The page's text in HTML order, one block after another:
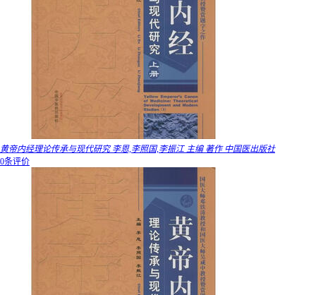
黄帝内经理论传承与现代研究 李恩,李照国,李振江 主编 著作 中国医出版社
0条评价